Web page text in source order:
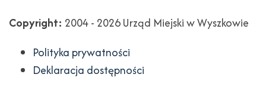
Copyright: 2004 - 2026 Urząd Miejski w Wyszkowie
Polityka prywatności
Deklaracja dostępności